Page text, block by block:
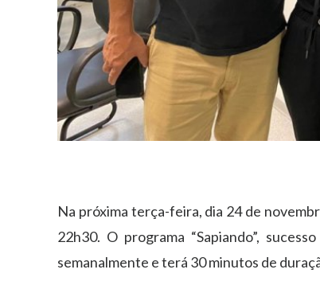
Na próxima terça-feira, dia 24 de
22h30. O programa “Sapiando”,
semanalmente e terá 30 minutos de